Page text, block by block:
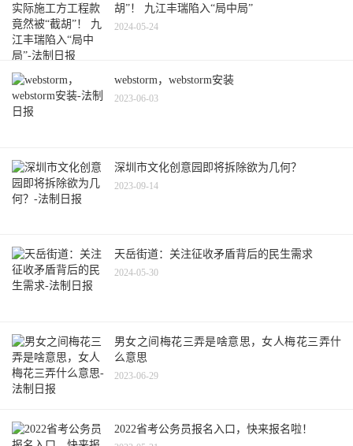
胡”！ 九江丰瑞陷入“局中局”
2024-05-24
webstorm，webstorm安装
2023-06-03
深圳市文化创意园即将拆除欲为几何？
2023-09-14
天岳街道：关注征收矛盾背后的民生需求
2024-05-30
男女之间梅花三弄是啥意思，女人梅花三弄什
么意思
2023-06-29
2022省考公务员报名入口，快来报名啦！